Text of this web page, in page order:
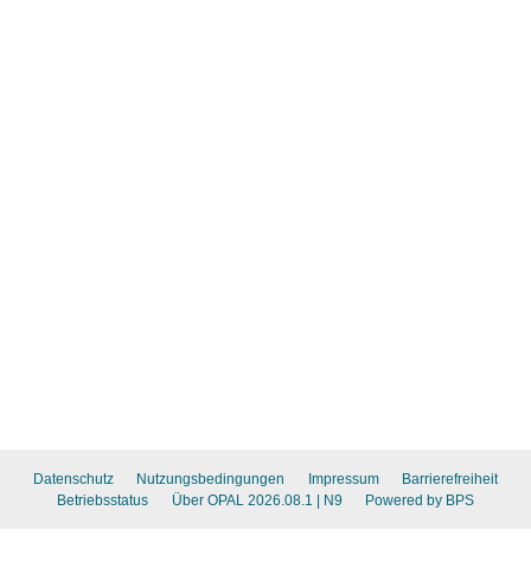
Datenschutz Nutzungsbedingungen Impressum
Barrierefreiheit
Betriebsstatus
Über OPAL 2026.08.1 | N9 Powered by BPS